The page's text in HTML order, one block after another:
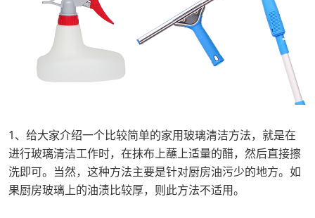
1、给大家介绍一个比较简单的家用玻璃清洁方法，就是在
进行玻璃清洁工作时，在抹布上蘸上适量的醋，然后直接擦
洗即可。当然，这种方法主要是针对厨房油污少的地方。如
果厨房玻璃上的油渍比较厚，则此方法不适用。